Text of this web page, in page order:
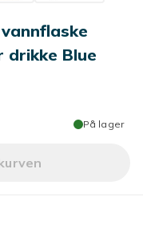
drikke Blue
På lager
plast